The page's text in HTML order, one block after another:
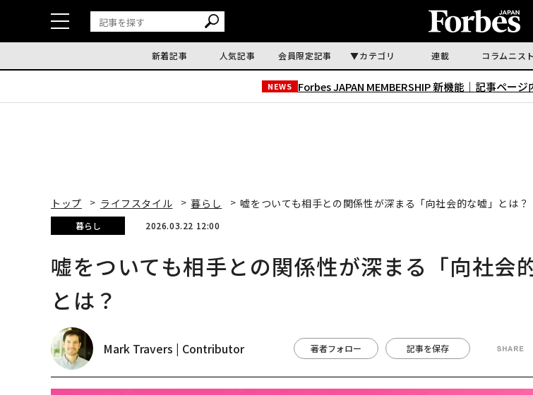
新着記事 人気記事 会員限定記事 カテゴリ 連載 コラムニスト
NEWS Forbes JAPAN MEMBERSHIP 新機能｜ 記事ページ
トップ ライフスタイル 暮らし 嘘をついても相手との関係性が深まる「向社会的な嘘」とは？
暮らし 2026.03.22 12:00
嘘をついても相手との関係性が深まる「向社会
とは？
Mark Travers | Contributor 著者フォロー 記事を保存